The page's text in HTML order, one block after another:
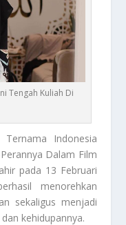
Tengah Kuliah Di
Indonesia
Dalam Film
pada 13 Februari
menorehkan
sekaligus menjadi
kehidupannya.